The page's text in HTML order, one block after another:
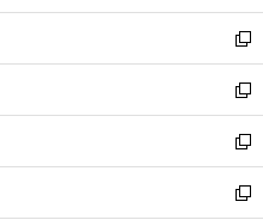
開
く
ウ
で
開
く
ン
ド
ウ
で
開
く
ウ
ィ
ン
ド
ウ
で
開
く
し
い
ウ
ィ
ン
ド
ウ
で
新
し
い
ウ
ィ
ン
ド
新
し
い
ウ
ィ
新
し
い
新